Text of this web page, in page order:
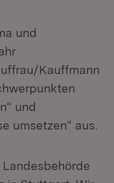
und
Kauffmann
und
umsetzen“ aus.